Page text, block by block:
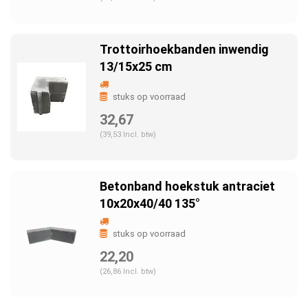
Trottoirhoekbanden inwendig
13/15x25 cm
stuks op voorraad
32,67
(39,53 Incl. btw)
Betonband hoekstuk antraciet
10x20x40/40 135°
stuks op voorraad
22,20
(26,86 Incl. btw)